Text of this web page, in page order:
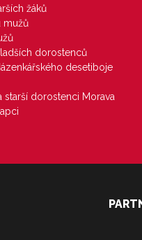
žáků
mužů
dorostenců
desetiboje
starší dorostenci Morava